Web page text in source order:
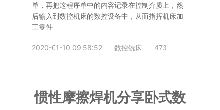
惯性摩擦焊机
简易数控铣床
行业新闻
案例展示
世界杯官网线上平台-世界杯（中国）
单，再把这程序单中的内容记录在控制介质上，然
后输入到数控机床的数控设备中，从而指挥机床加
工零件
2020-01-10 09:58:52 数控铣床 473
惯性摩擦焊机分享卧式数